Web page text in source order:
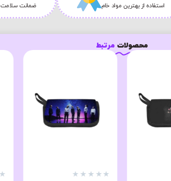
استفاده از بهترین مواد خام ضمانت سلامت
محصولات مرتبط
★
★
★
★
★
★